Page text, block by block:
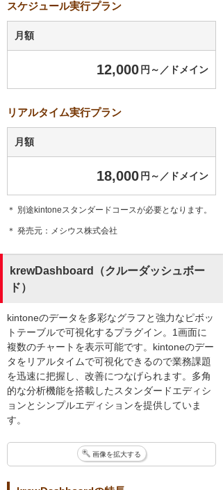
スケジュール実行プラン
月額
12,000 円～／ドメイン
リアルタイム実行プラン
月額
18,000 円～／ドメイン
＊ 別途kintoneスタンダードコースが必要となります。
＊ 発売元：メシウス株式会社
krewDashboard（クルーダッシュボー
ド）
kintoneのデータを多彩なグラフと強力なピボッ
トテーブルで可視化するプラグイン。1画面に
複数のチャートを表示可能です。kintoneのデー
タをリアルタイムで可視化できるので業務課題
を迅速に把握し、改善につなげられます。多角
的な分析機能を搭載したスタンダードエディシ
ョンとシンプルエディションを提供していま
す。
画像を拡大する